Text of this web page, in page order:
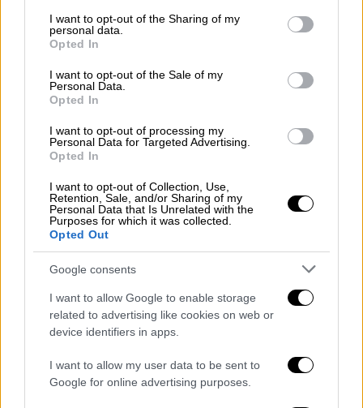
not limited to your visit or usage behaviour. You may click to
grant or deny consent to Google and its third-party tags to
use your data for below specified purposes in below Google
consent section.
I want to opt-out of the Sharing of my
personal data.
Opted In
I want to opt-out of the Sale of my
Personal Data.
Opted In
I want to opt-out of processing my
Personal Data for Targeted Advertising.
Opted In
I want to opt-out of Collection, Use,
Retention, Sale, and/or Sharing of my
Personal Data that Is Unrelated with the
Purposes for which it was collected.
Opted Out
Google consents
I want to allow Google to enable storage
related to advertising like cookies on web or
device identifiers in apps.
I want to allow my user data to be sent to
Google for online advertising purposes.
ΔΙΑΒΑΣΤΕ ΕΠΙΣΗΣ
Ήθελε να γίνει viral προφανώς: Έκανε
twerk στην οροφή ανοικτού τζιπ κι
εκτινάχθηκε στον αέρα μετά από